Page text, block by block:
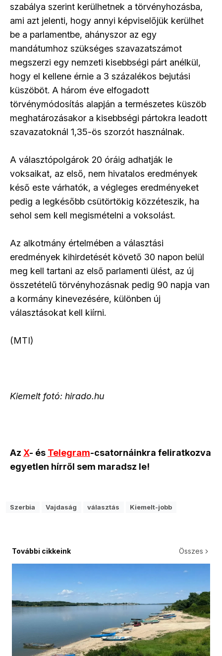
szabálya szerint kerülhetnek a törvényhozásba,
ami azt jelenti, hogy annyi képviselőjük kerülhet
be a parlamentbe, ahányszor az egy
mandátumhoz szükséges szavazatszámot
megszerzi egy nemzeti kisebbségi párt anélkül,
hogy el kellene érnie a 3 százalékos bejutási
küszöböt. A három éve elfogadott
törvénymódosítás alapján a természetes küszöb
meghatározásakor a kisebbségi pártokra leadott
szavazatoknál 1,35-ös szorzót használnak.
A választópolgárok 20 óráig adhatják le
voksaikat, az első, nem hivatalos eredmények
késő este várhatók, a végleges eredményeket
pedig a legkésőbb csütörtökig közzéteszik, ha
sehol sem kell megismételni a voksolást.
Az alkotmány értelmében a választási
eredmények kihirdetését követő 30 napon belül
meg kell tartani az első parlamenti ülést, az új
összetételű törvényhozásnak pedig 90 napja van
a kormány kinevezésére, különben új
választásokat kell kiírni.
(MTI)
Kiemelt fotó: hirado.hu
Az X- és Telegram-csatornáinkra feliratkozva
egyetlen hírről sem maradsz le!
Szerbia Vajdaság választás Kiemelt-jobb
További cikkeink Összes